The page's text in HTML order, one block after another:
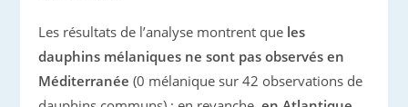
Les résultats de l’analyse montrent que les
dauphins mélaniques ne sont pas observés en
Méditerranée (0 mélanique sur 42 observations de